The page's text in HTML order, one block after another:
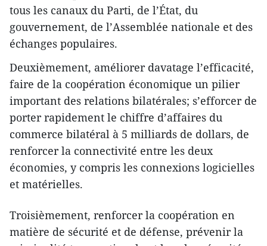
tous les canaux du Parti, de l’État, du
gouvernement, de l’Assemblée nationale et des
échanges populaires.
Deuxièmement, améliorer davatage l’efficacité,
faire de la coopération économique un pilier
important des relations bilatérales; s’efforcer de
porter rapidement le chiffre d’affaires du
commerce bilatéral à 5 milliards de dollars, de
renforcer la connectivité entre les deux
économies, y compris les connexions logicielles
et matérielles.
Troisièmement, renforcer la coopération en
matière de sécurité et de défense, prévenir la